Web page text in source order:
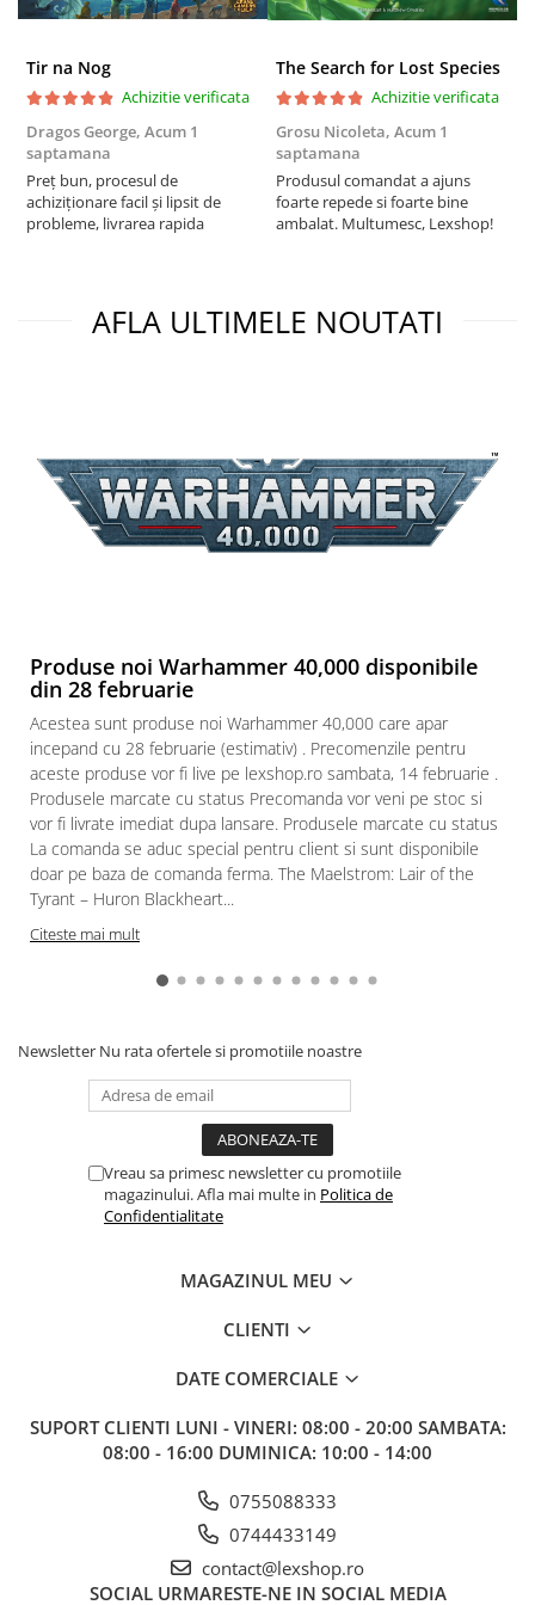
Puzzle 3D
Puzzle 8000 piese
Puzzle 150 piese
Puzzle 1000 piese fluorescent
Puzzle din lemn
Mandala
Puzzle 24 piese
Puzzle 3 in 1
Warhammer
Warhammer 40K
Age of Sigmar
Accesorii
Figurine
Star Wars figurine
Friday The 13th
Marvel Univers
Figurine diverse
DC Univers
FUNKO POP!
Anime
Accesorii Gundam
Modele Revell
Figurine NECA
Nolzur
Tir na Nog
Achizitie verificata
Dragos George, Acum 1
saptamana
Preț bun, procesul de
achiziționare facil și lipsit de
probleme, livrarea rapida
The Search for Lost Species
Achizitie verificata
Grosu Nicoleta, Acum 1
saptamana
Produsul comandat a ajuns
foarte repede si foarte bine
ambalat. Multumesc, Lexshop!
AFLA ULTIMELE NOUTATI
Produse noi Warhammer 40,000 disponibile
din 28 februarie
Acestea sunt produse noi Warhammer 40,000 care apar
incepand cu 28 februarie (estimativ) . Precomenzile pentru
aceste produse vor fi live pe lexshop.ro sambata, 14 februarie .
Produsele marcate cu status Precomanda vor veni pe stoc si
vor fi livrate imediat dupa lansare. Produsele marcate cu status
La comanda se aduc special pentru client si sunt disponibile
doar pe baza de comanda ferma. The Maelstrom: Lair of the
Tyrant – Huron Blackheart...
Citeste mai mult
Newsletter Nu rata ofertele si promotiile noastre
Vreau sa primesc newsletter cu promotiile
magazinului. Afla mai multe in Politica de
Confidentialitate
MAGAZINUL MEU
CLIENTI
DATE COMERCIALE
SUPORT CLIENTI LUNI - VINERI: 08:00 - 20:00 SAMBATA:
08:00 - 16:00 DUMINICA: 10:00 - 14:00
0755088333
0744433149
contact@lexshop.ro
SOCIAL URMARESTE-NE IN SOCIAL MEDIA